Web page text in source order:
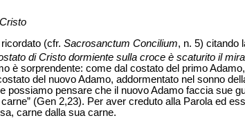
(cfr. Sacrosanctum Concilium, n. 5) citando
di Cristo dormiente sulla croce è scaturito il
è sorprendente: come dal costato del primo
del nuovo Adamo, addormentato nel sonno
possiamo pensare che il nuovo Adamo faccia sue
(Gen 2,23). Per aver creduto alla Parola ed
carne dalla sua carne.